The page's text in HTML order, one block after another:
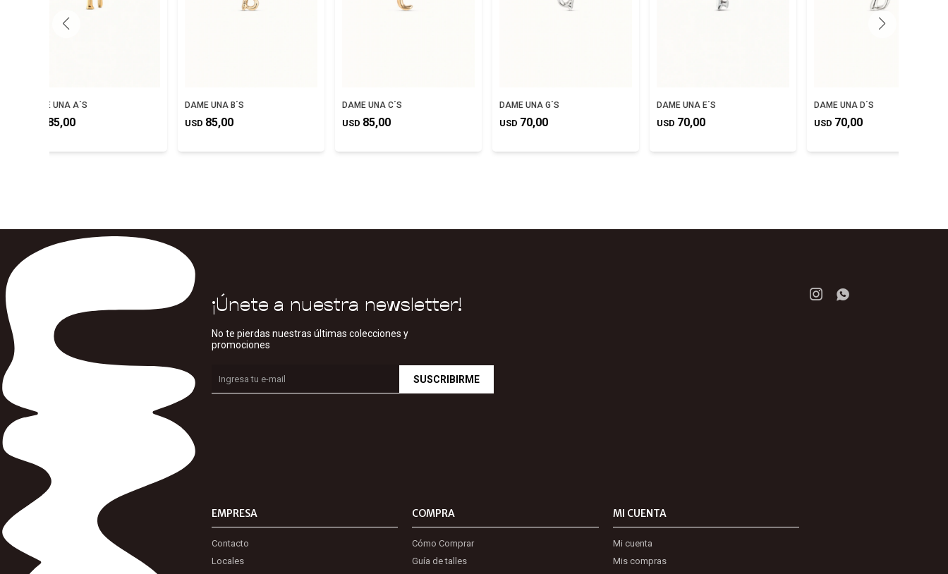
DAME UNA A´S
85,00
DAME UNA B´S
USD 85,00
DAME UNA C´S
USD 85,00
DAME UNA G´S
USD 70,00
DAME UNA E´S
USD 70,00
DAME UNA D´S
USD 70,00
EMPRESA
Contacto
Locales
COMPRA
Cómo Comprar
Guía de talles
MI CUENTA
Mi cuenta
Mis compras
¡Únete a nuestra newsletter!
No te pierdas nuestras últimas colecciones y
promociones
SUSCRIBIRME
 